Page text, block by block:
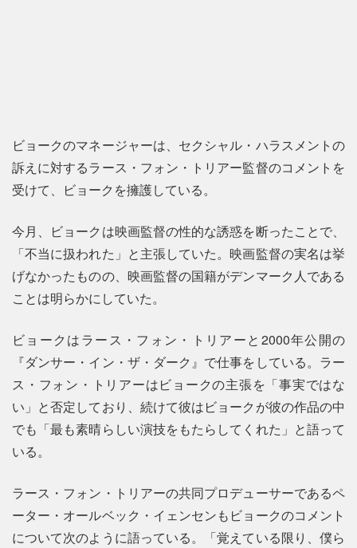
ビョークのマネージャーは、セクシャル・ハラスメントの
訴えに対するラース・フォン・トリアー監督のコメントを
受けて、ビョークを擁護している。
今月、ビョークは映画監督の性的な誘惑を断ったことで、
「不当に扱われた」と主張していた。映画監督の実名は挙
げなかったものの、映画監督の国籍がデンマーク人である
ことは明らかにしていた。
ビョークはラース・フォン・トリアーと2000年公開の
『ダンサー・イン・ザ・ダーク』で仕事をしている。ラー
ス・フォン・トリアーはビョークの主張を「事実ではな
い」と否定しており、続けて彼はビョークが彼の作品の中
でも「最も素晴らしい演技をもたらしてくれた」と語って
いる。
ラース・フォン・トリアーの共同プロデューサーであるペ
ーター・オールベック・イェンセンもビョークのコメント
について次のように語っている。「覚えている限り、僕ら